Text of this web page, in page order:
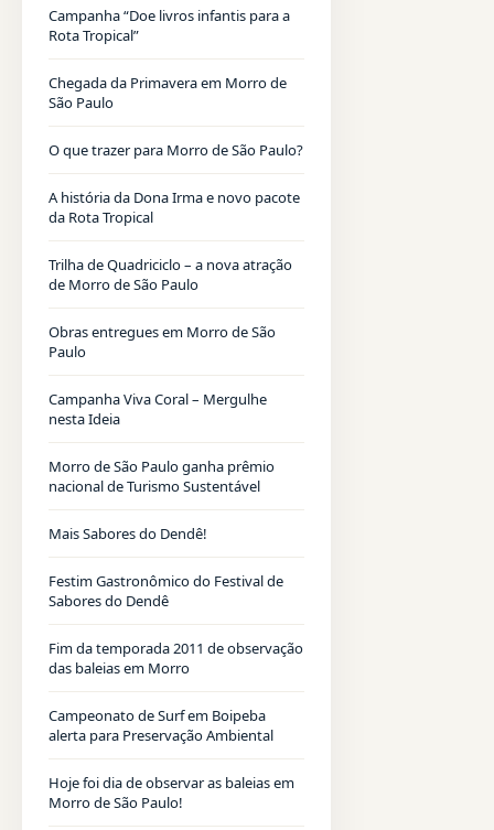
Campanha “Doe livros infantis para a
Rota Tropical”
Chegada da Primavera em Morro de
São Paulo
O que trazer para Morro de São Paulo?
A história da Dona Irma e novo pacote
da Rota Tropical
Trilha de Quadriciclo – a nova atração
de Morro de São Paulo
Obras entregues em Morro de São
Paulo
Campanha Viva Coral – Mergulhe
nesta Ideia
Morro de São Paulo ganha prêmio
nacional de Turismo Sustentável
Mais Sabores do Dendê!
Festim Gastronômico do Festival de
Sabores do Dendê
Fim da temporada 2011 de observação
das baleias em Morro
Campeonato de Surf em Boipeba
alerta para Preservação Ambiental
Hoje foi dia de observar as baleias em
Morro de São Paulo!